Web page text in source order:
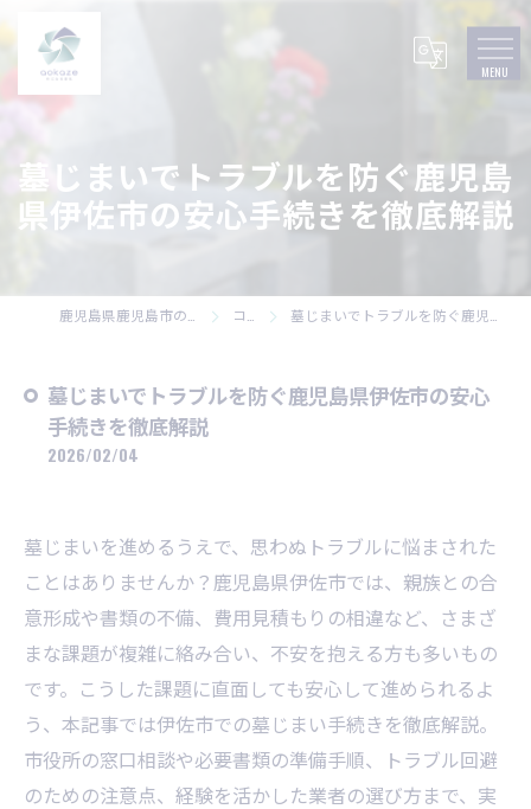
墓じまいでトラブルを防ぐ鹿児島
県伊佐市の安心手続きを徹底解説
コラム 墓じまいでトラブルを防ぐ鹿児島県伊佐市の安心手続きを徹底解説
墓じまいでトラブルを防ぐ鹿児島県伊佐市の安心
手続きを徹底解説
2026/02/04
墓じまいを進めるうえで、思わぬトラブルに悩まされた
ことはありませんか？鹿児島県伊佐市では、親族との合
意形成や書類の不備、費用見積もりの相違など、さまざ
まな課題が複雑に絡み合い、不安を抱える方も多いもの
です。こうした課題に直面しても安心して進められるよ
う、本記事では伊佐市での墓じまい手続きを徹底解説。
市役所の窓口相談や必要書類の準備手順、トラブル回避
のための注意点、経験を活かした業者の選び方まで、実